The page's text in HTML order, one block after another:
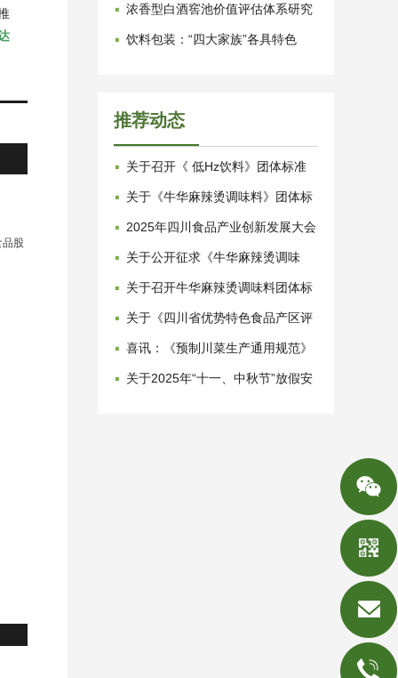
品股
· 浓香型白酒窖池价值评估体系研究
（二） ——窖池价值的评估方法
· 饮料包装：“四大家族”各具特色
推荐动态
· 关于召开《 低Hz饮料》团体标准
评审会议的通知
· 关于《牛华麻辣烫调味料》团体标
准发布的公告
· 2025年四川食品产业创新发展大会
暨供需对接活动在新津举行
· 关于公开征求《牛华麻辣烫调味
料》团体标准意见的函
· 关于召开牛华麻辣烫调味料团体标
准专家评审会的通知
· 关于《四川省优势特色食品产区评
价规范》等四项团标发布公告
· 喜讯：《预制川菜生产通用规范》
地方标准实施
· 关于2025年“十一、中秋节”放假安